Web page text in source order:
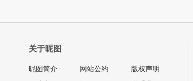
关于昵图
昵图简介
网站公约
版权声明